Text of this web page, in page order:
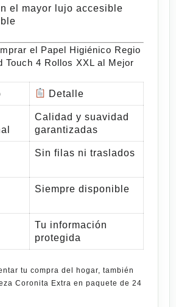
el mayor lujo accesible
el Papel Higiénico Regio
Touch 4 Rollos XXL al Mejor
Detalle
Calidad y suavidad
garantizadas
Sin filas ni traslados
Siempre disponible
Tu información
protegida
tu compra del hogar, también
Coronita Extra en paquete de 24